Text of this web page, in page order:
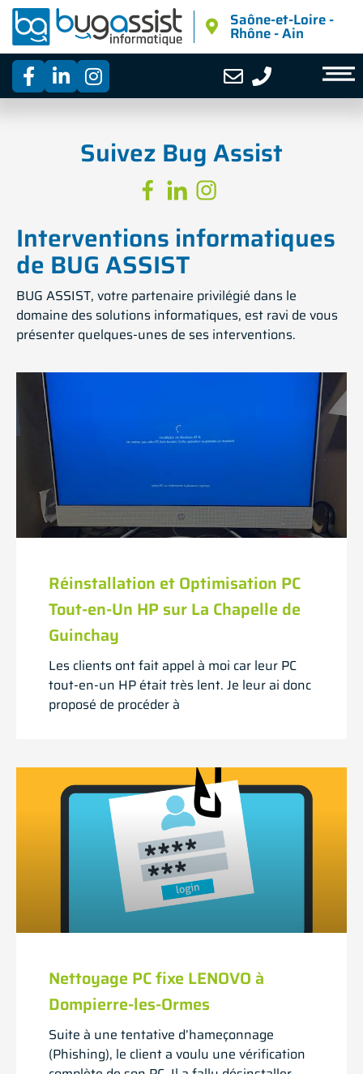
Saône-et-Loire -
Rhône - Ain
Suivez Bug Assist
Interventions informatiques
de BUG ASSIST
BUG ASSIST, votre partenaire privilégié dans le
domaine des solutions informatiques, est ravi de vous
présenter quelques-unes de ses interventions.
Réinstallation et Optimisation PC
Tout-en-Un HP sur La Chapelle de
Guinchay
Les clients ont fait appel à moi car leur PC
tout-en-un HP était très lent. Je leur ai donc
proposé de procéder à
Nettoyage PC fixe LENOVO à
Dompierre-les-Ormes
Suite à une tentative d’hameçonnage
(Phishing), le client a voulu une vérification